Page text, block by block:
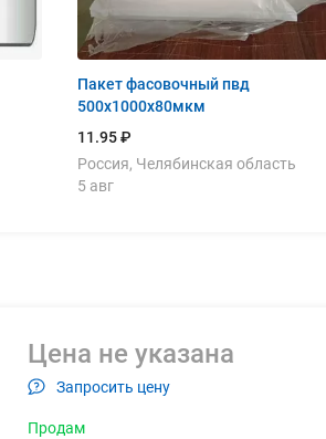
Пакет фасовочный пвд
500х1000х80мкм
11.95 ₽
Россия, Челябинская область
5 авг
Цена не указана
Запросить цену
Продам